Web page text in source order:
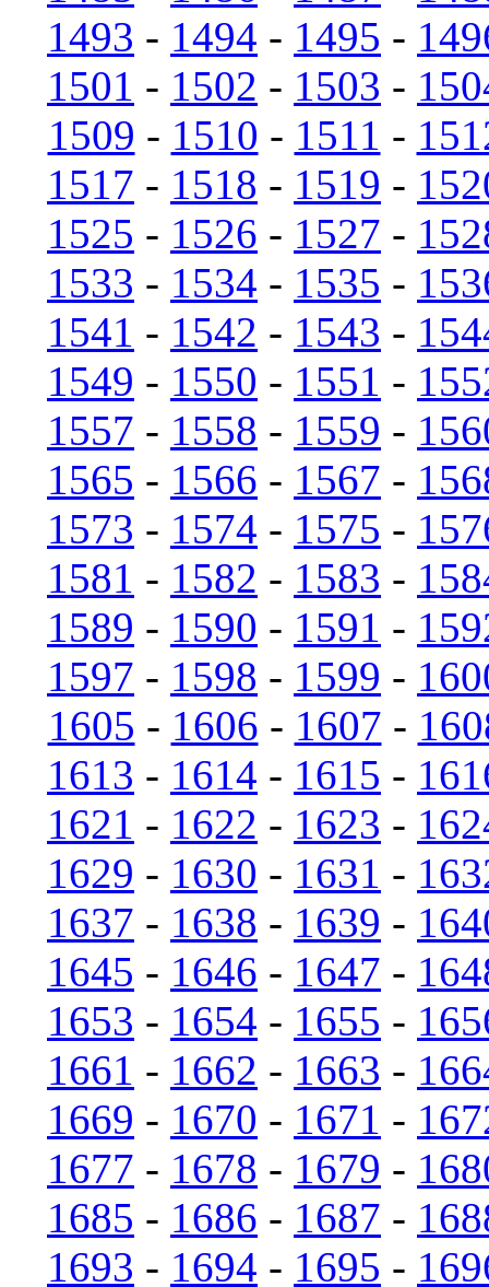
1493 - 1494 - 1495 -
1501 - 1502 - 1503 -
1509 - 1510 - 1511 -
1517 - 1518 - 1519 -
1525 - 1526 - 1527 -
1533 - 1534 - 1535 -
1541 - 1542 - 1543 -
1549 - 1550 - 1551 -
1557 - 1558 - 1559 -
1565 - 1566 - 1567 -
1573 - 1574 - 1575 -
1581 - 1582 - 1583 -
1589 - 1590 - 1591 -
1597 - 1598 - 1599 -
1605 - 1606 - 1607 -
1613 - 1614 - 1615 -
1621 - 1622 - 1623 -
1629 - 1630 - 1631 -
1637 - 1638 - 1639 -
1645 - 1646 - 1647 -
1653 - 1654 - 1655 -
1661 - 1662 - 1663 -
1669 - 1670 - 1671 -
1677 - 1678 - 1679 -
1685 - 1686 - 1687 -
1693 - 1694 - 1695 -